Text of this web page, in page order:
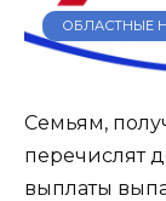
ОБЛАСТНЫЕ
​Семьям,
перечислят
выплаты